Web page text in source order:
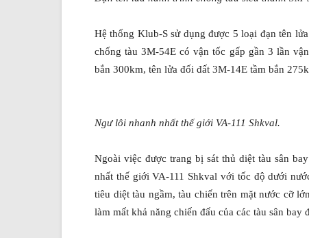
Hệ thống Klub-S sử dụng được 5 loại đạn tên
chống tàu 3M-54E có vận tốc gấp gần 3 lần
bắn 300km, tên lửa đối đất 3M-14E tầm bắn
Ngư lôi nhanh nhất thế giới VA-111 Shkval.
Ngoài việc được trang bị sát thủ diệt tàu sân
nhất thế giới VA-111 Shkval với tốc độ dưới
tiêu diệt tàu ngầm, tàu chiến trên mặt nước cỡ
làm mất khả năng chiến đấu của các tàu sân bay